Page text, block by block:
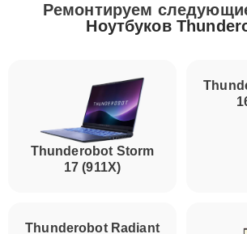
Ремонтируем
Ноутбуков
Thunderobot Storm
17 (911X)
Thunderobot Radiant